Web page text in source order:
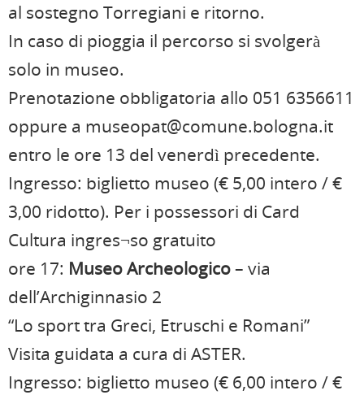
al sostegno Torregiani e ritorno.
In caso di pioggia il percorso si svolgerà
solo in museo.
Prenotazione obbligatoria allo 051 6356611
oppure a museopat@comune.bologna.it
entro le ore 13 del venerdì precedente.
Ingresso: biglietto museo (€ 5,00 intero / €
3,00 ridotto). Per i possessori di Card
Cultura ingres¬so gratuito
ore 17: Museo Archeologico– via
dell’Archiginnasio 2
“Lo sport tra Greci, Etruschi e Romani”
Visita guidata a cura di ASTER.
Ingresso: biglietto museo (€ 6,00 intero / €